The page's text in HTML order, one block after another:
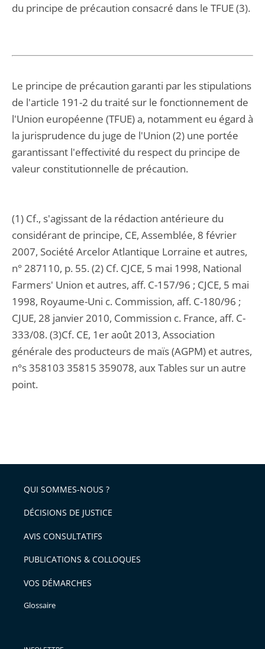
du principe de précaution consacré dans le TFUE (3).
Le principe de précaution garanti par les stipulations
de l'article 191-2 du traité sur le fonctionnement de
l'Union européenne (TFUE) a, notamment eu égard à
la jurisprudence du juge de l'Union (2) une portée
garantissant l'effectivité du respect du principe de
valeur constitutionnelle de précaution.
(1) Cf., s'agissant de la rédaction antérieure du
considérant de principe, CE, Assemblée, 8 février
2007, Société Arcelor Atlantique Lorraine et autres,
n° 287110, p. 55. (2) Cf. CJCE, 5 mai 1998, National
Farmers' Union et autres, aff. C-157/96 ; CJCE, 5 mai
1998, Royaume-Uni c. Commission, aff. C-180/96 ;
CJUE, 28 janvier 2010, Commission c. France, aff. C-
333/08. (3)Cf. CE, 1er août 2013, Association
générale des producteurs de maïs (AGPM) et autres,
n°s 358103 35815 359078, aux Tables sur un autre
point.
QUI SOMMES-NOUS ?
DÉCISIONS DE JUSTICE
AVIS CONSULTATIFS
PUBLICATIONS & COLLOQUES
VOS DÉMARCHES
Glossaire